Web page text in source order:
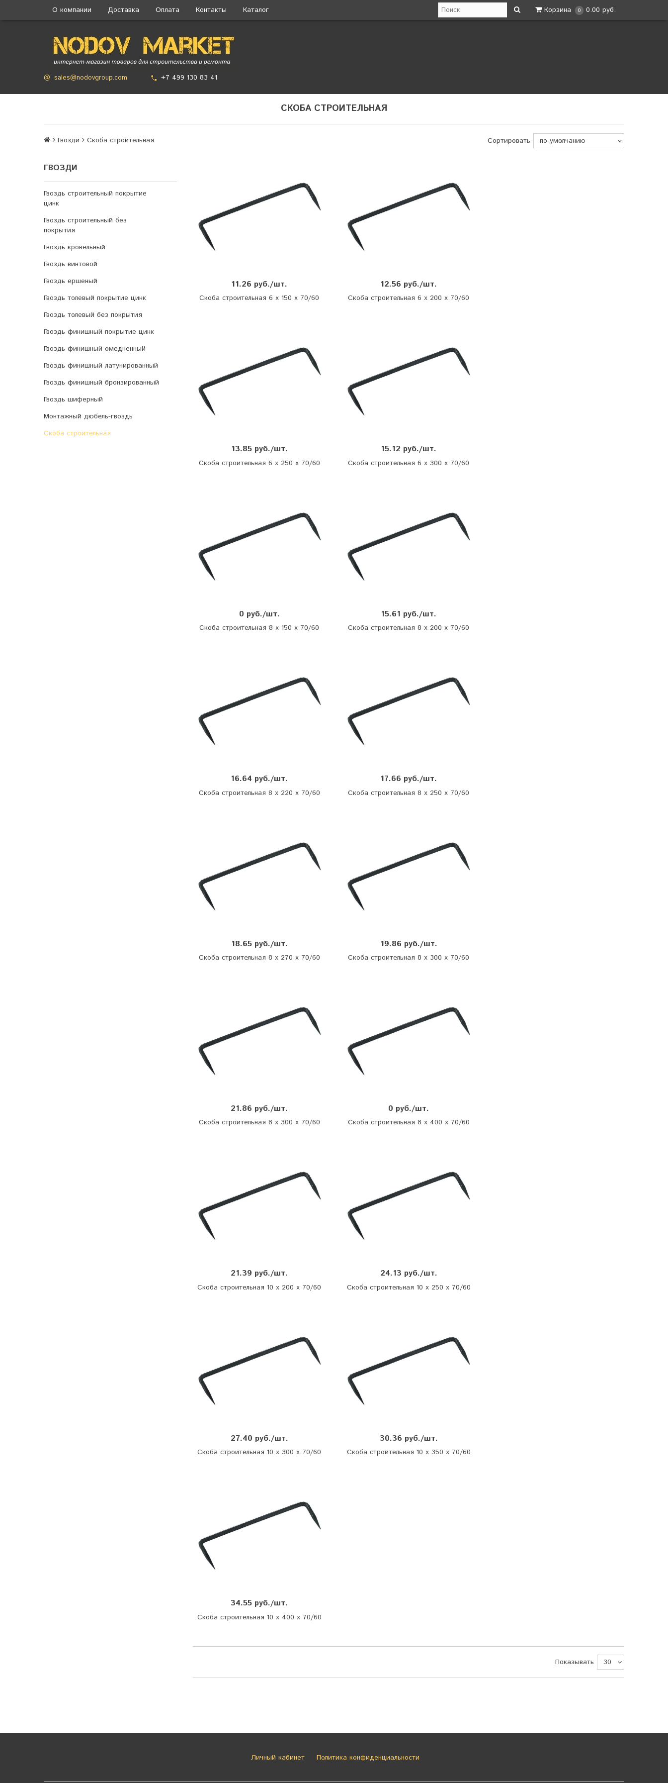
О компании Доставка Оплата Контакты Каталог Корзина 0 0.00 руб.
@ sales@nodovgroup.com +7 499 130 83 41
СКОБА СТРОИТЕЛЬНАЯ
Гвозди Скоба строительная Сортировать
ГВОЗДИ
Гвоздь строительный покрытие
цинк
Гвоздь строительный без
покрытия
Гвоздь кровельный
Гвоздь винтовой
Гвоздь ершеный
Гвоздь толевый покрытие цинк
Гвоздь толевый без покрытия
Гвоздь финишный покрытие цинк
Гвоздь финишный омедненный
Гвоздь финишный латунированный
Гвоздь финишный бронзированный
Гвоздь шиферный
Монтажный дюбель-гвоздь
Скоба строительная
11.26 руб./шт.
Скоба строительная 6 х 150 х 70/60
12.56 руб./шт.
Скоба строительная 6 х 200 х 70/60
13.85 руб./шт.
Скоба строительная 6 х 250 х 70/60
15.12 руб./шт.
Скоба строительная 6 х 300 х 70/60
0 руб./шт.
Скоба строительная 8 х 150 х 70/60
15.61 руб./шт.
Скоба строительная 8 х 200 х 70/60
16.64 руб./шт.
Скоба строительная 8 х 220 х 70/60
17.66 руб./шт.
Скоба строительная 8 х 250 х 70/60
18.65 руб./шт.
Скоба строительная 8 х 270 х 70/60
19.86 руб./шт.
Скоба строительная 8 х 300 х 70/60
21.86 руб./шт.
Скоба строительная 8 х 300 х 70/60
0 руб./шт.
Скоба строительная 8 х 400 х 70/60
21.39 руб./шт.
Скоба строительная 10 х 200 х 70/60
24.13 руб./шт.
Скоба строительная 10 х 250 х 70/60
27.40 руб./шт.
Скоба строительная 10 х 300 х 70/60
30.36 руб./шт.
Скоба строительная 10 х 350 х 70/60
34.55 руб./шт.
Скоба строительная 10 х 400 х 70/60
Показывать
Личный кабинет Политика конфиденциальности